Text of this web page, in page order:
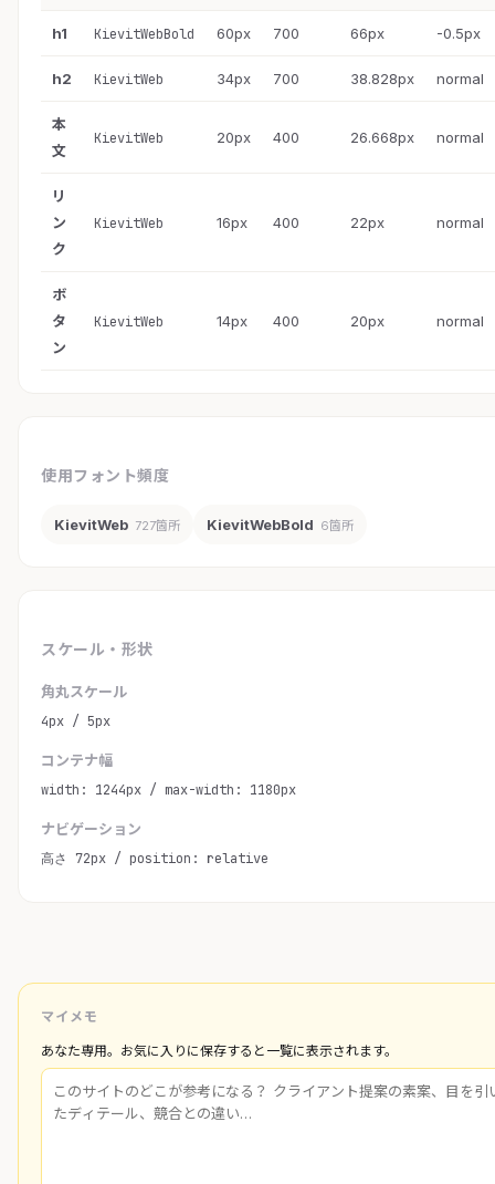
h1 KievitWebBold 60px 700 66px -0.5px
h2 KievitWeb 34px 700 38.828px normal
本
文
KievitWeb 20px 400 26.668px normal
リ
ン
ク
KievitWeb 16px 400 22px normal
ボ
タ
ン
KievitWeb 14px 400 20px normal
使用フォント頻度
KievitWeb 727箇所 KievitWebBold 6箇所
スケール・形状
角丸スケール
4px / 5px
コンテナ幅
width: 1244px / max-width: 1180px
ナビゲーション
高さ 72px / position: relative
マイメモ
あなた専用。お気に入りに保存すると一覧に表示されます。